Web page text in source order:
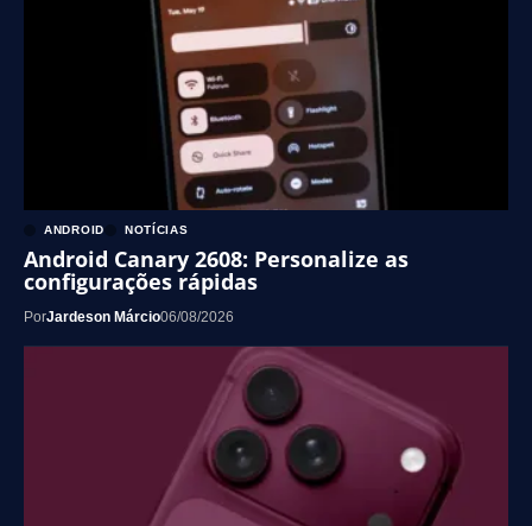
ANDROID NOTÍCIAS
Android Canary 2608: Personalize as
configurações rápidas
PorJardeson Márcio06/08/2026